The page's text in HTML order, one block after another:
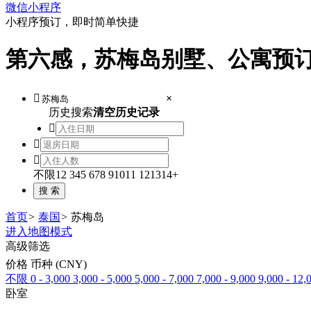
微信小程序
小程序预订，即时简单快捷
第六感，苏梅岛别墅、公寓预

×
历史搜索清空历史记录



不限1 2 345 678 91011 121314+
首页> 泰国> 苏梅岛
进入地图模式
高级筛选
价格 币种 (CNY)
不限 0 - 3,000 3,000 - 5,000 5,000 - 7,000 7,000 - 9,000 9,000 -
卧室